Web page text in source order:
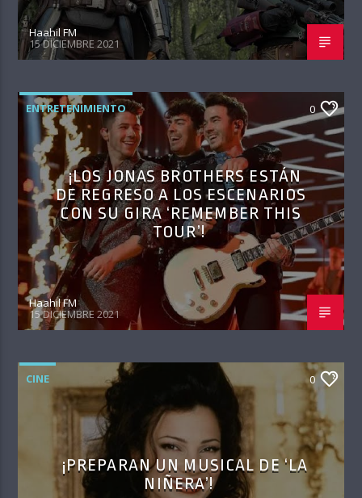
Haahil FM
15 DICIEMBRE 2021
ENTRETENIMIENTO 0
¡LOS JONAS BROTHERS ESTÁN
DE REGRESO A LOS ESCENARIOS
CON SU GIRA ‘REMEMBER THIS
TOUR’!
Haahil FM
15 DICIEMBRE 2021
CINE 0
¡PREPARAN UN MUSICAL DE ‘LA
NIÑERA’!